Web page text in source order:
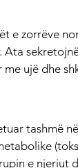
e zorrëve
ujë dhe
tashmë
e njeriut